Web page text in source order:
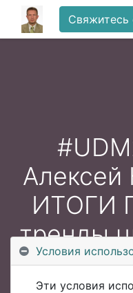
Свяжитесь
Алексей
ИТОГИ
тренды
Условия
Эти условия